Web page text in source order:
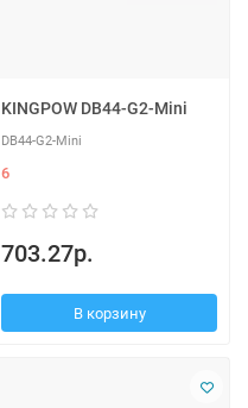
KINGPOW DB44-G2-Mini
DB44-G2-Mini
6
703.27р.
В корзину